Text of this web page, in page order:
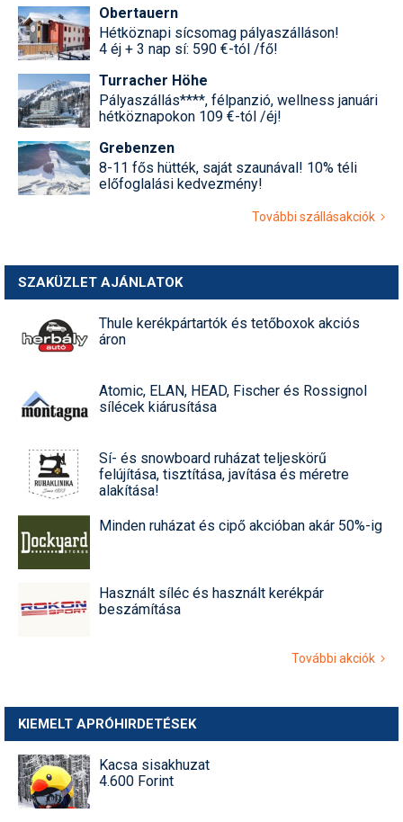
Obertauern
Hétköznapi sícsomag pályaszálláson!
4 éj + 3 nap sí: 590 €-tól /fő!
Turracher Höhe
Pályaszállás****, félpanzió, wellness januári
hétköznapokon 109 €-tól /éj!
Grebenzen
8-11 fős hütték, saját szaunával! 10% téli
előfoglalási kedvezmény!
További szállásakciók
SZAKÜZLET AJÁNLATOK
Thule kerékpártartók és tetőboxok akciós
áron
Atomic, ELAN, HEAD, Fischer és Rossignol
sílécek kiárusítása
Sí- és snowboard ruházat teljeskörű
felújítása, tisztítása, javítása és méretre
alakítása!
Minden ruházat és cipő akcióban akár 50%-ig
Használt síléc és használt kerékpár
beszámítása
További akciók
KIEMELT APRÓHIRDETÉSEK
Kacsa sisakhuzat
4.600 Forint